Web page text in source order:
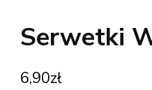
Serwetki
6,90zł